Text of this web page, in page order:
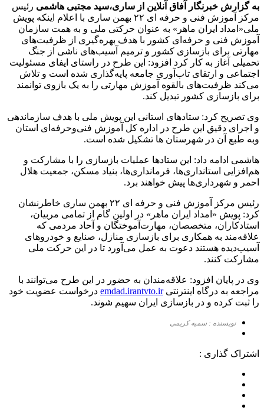
به گزارش خبرنگار آفاق آنلاین از ساری،سید مجتبی هاشمی رئیس
مرکز آموزش فنی و حرفه ای ۲۲ بهمن ساری با اعلام اینکه پویش
ملی«امداد ایران ماهر» به عنوان حرکتی ملی و به همت سازمان
آموزش فنی ‌و حرفه‌ای کشور با هدف بهره‌گیری از ظرفیت‌های
مهارتی برای بازسازی کشور و ترمیم آسیب‌های ناشی از جنگ
تحمیلی آغاز به کار کرد افزود: این طرح در راستای ایفای مسئولیت
اجتماعی و ارتقای تاب‌آوری جامعه پایه‌گذاری شده است و تلاش
می‌کند ظرفیت‌های بالقوه آموزش مهارتی را به یک بازوی توانمند
برای بازسازی کشور تبدیل کند.
وی تصریح کرد: ستادهای استانی این پویش ملی با هدف سازماندهی
و اجرای دقیق این طرح در اداره کل آموزش فنی‌وحرفه‌ای استان
وبه طبع آن در شهرستان ها تشکیل شده است.
هاشمی ادامه داد: این ستادها عملیات بازسازی را با مشارکت و
هم‌افزایی استانداری‌ها، فرمانداری‌ها، بنیاد مسکن، جمعیت هلال
احمر و شهرداری‌ها پیش خواهند برد.
رئیس مرکز آموزش فنی و حرفه ای ۲۲ بهمن ساری خاطرنشان
کرد: پویش «امداد ایران ماهر» در اولین گام از تمامی مربیان،
استادکاران، متخصصان، مهارت‌آموختگان و آحاد مردمی که
علاقه‌مند به همکاری برای بازسازی منازل، صنایع و خودروهای
آسیب‌دیده هستند دعوت به عمل می‌آورد تا در این حرکت ملی
مشارکت کنند.
وی در پایان افزود: علاقه‌مندان به حضور در این طرح می‌توانند با
مراجعه به درگاه اینترنتیemdad.irantvto.ir درخواست عضویت خود
را ثبت کرده و در بازسازی ایران سهیم شوند.
نویسنده : سمیه کریمی
اشتراک گذاری :